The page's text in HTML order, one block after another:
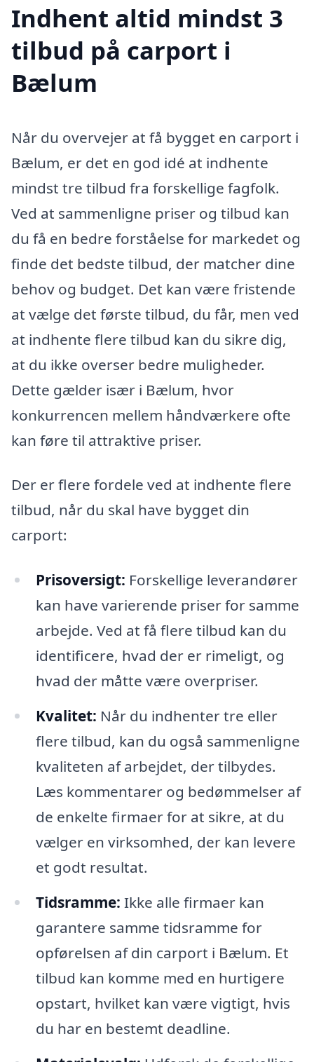
Indhent altid mindst 3
tilbud på carport i
Bælum
Når du overvejer at få bygget en carport i
Bælum, er det en god idé at indhente
mindst tre tilbud fra forskellige fagfolk.
Ved at sammenligne priser og tilbud kan
du få en bedre forståelse for markedet og
finde det bedste tilbud, der matcher dine
behov og budget. Det kan være fristende
at vælge det første tilbud, du får, men ved
at indhente flere tilbud kan du sikre dig,
at du ikke overser bedre muligheder.
Dette gælder især i Bælum, hvor
konkurrencen mellem håndværkere ofte
kan føre til attraktive priser.
Der er flere fordele ved at indhente flere
tilbud, når du skal have bygget din
carport:
Prisoversigt: Forskellige leverandører
kan have varierende priser for samme
arbejde. Ved at få flere tilbud kan du
identificere, hvad der er rimeligt, og
hvad der måtte være overpriser.
Kvalitet: Når du indhenter tre eller
flere tilbud, kan du også sammenligne
kvaliteten af arbejdet, der tilbydes.
Læs kommentarer og bedømmelser af
de enkelte firmaer for at sikre, at du
vælger en virksomhed, der kan levere
et godt resultat.
Tidsramme: Ikke alle firmaer kan
garantere samme tidsramme for
opførelsen af din carport i Bælum. Et
tilbud kan komme med en hurtigere
opstart, hvilket kan være vigtigt, hvis
du har en bestemt deadline.